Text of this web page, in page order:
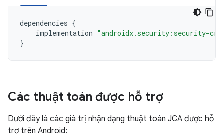
dependencies {
implementation "androidx.security:security-
}
Các thuật toán được hỗ trợ
Dưới đây là các giá trị nhận dạng thuật toán JCA được hỗ
trợ trên Android: